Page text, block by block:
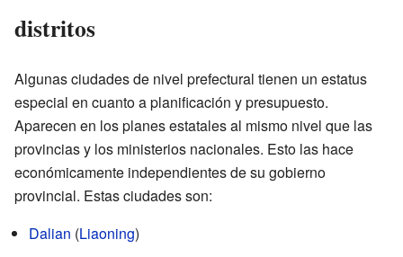
distritos
Algunas ciudades de nivel prefectural tienen un estatus
especial en cuanto a planificación y presupuesto.
Aparecen en los planes estatales al mismo nivel que las
provincias y los ministerios nacionales. Esto las hace
económicamente independientes de su gobierno
provincial. Estas ciudades son:
Dalian (Liaoning)